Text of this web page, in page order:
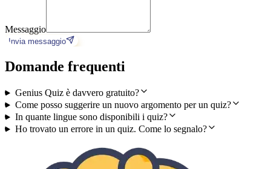
Messaggio
Invia messaggio
Domande frequenti
Genius Quiz è davvero gratuito?
Come posso suggerire un nuovo argomento per un quiz?
In quante lingue sono disponibili i quiz?
Ho trovato un errore in un quiz. Come lo segnalo?